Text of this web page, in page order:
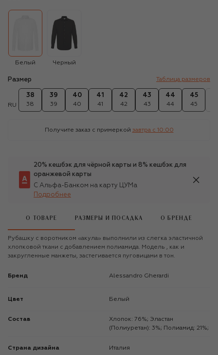
Белый Черный
Размер Таблица размеров
RU
38
38
39
39
40
40
41
41
42
42
43
43
44
44
45
45
Получите заказ с примеркой завтра c 10:00
20% кешбэк для чёрной карты и 8% кешбэк для
оранжевой карты
С Альфа-Банком на карту ЦУМа
Подробнее
О ТОВАРЕ РАЗМЕРЫ И ПОСАДКА О БРЕНДЕ
Рубашку с воротником «акула» выполнили из слегка эластичной
хлопковой ткани с добавлением полиамида. Модель , как и
закругленные манжеты, застегивается пуговицами в тон.
Бренд Alessandro Gherardi
Цвет Белый
Состав
Хлопок: 76%; Эластан
(Полиуретан): 3%; Полиамид: 21%;
Страна дизайна Италия